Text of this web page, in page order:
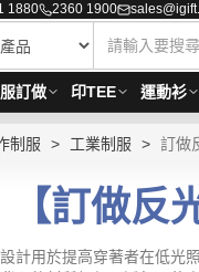
1880 2360 1900
訂做 印TEE 運動衫
制服 工業制服 訂做
【訂做
計用於提高穿著者在低光